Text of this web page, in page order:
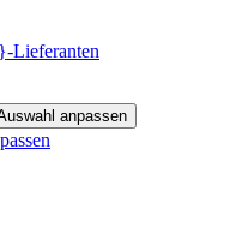
Lieferanten
anpassen